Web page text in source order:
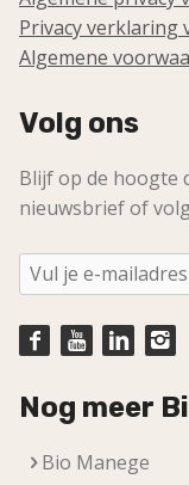
Privacy verklaring
Algemene
Volg ons
Blijf op de hoogte
nieuwsbrief of
Nog meer
Bio Manege